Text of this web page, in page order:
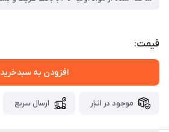
قیمت:
افزودن به سبدخرید
موجود در انبار ارسال سریع